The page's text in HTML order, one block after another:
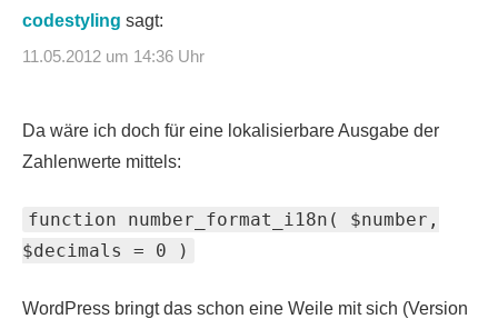
codestyling sagt:
11.05.2012 um 14:36 Uhr
Da wäre ich doch für eine lokalisierbare Ausgabe der
Zahlenwerte mittels:
function number_format_i18n( $number,
$decimals = 0 )
WordPress bringt das schon eine Weile mit sich (Version